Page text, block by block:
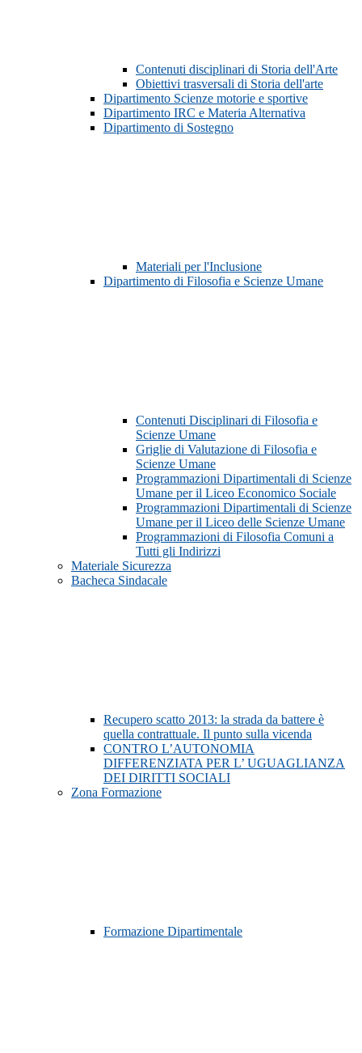
Contenuti disciplinari di Storia dell'Arte
Obiettivi trasversali di Storia dell'arte
Dipartimento Scienze motorie e sportive
Dipartimento IRC e Materia Alternativa
Dipartimento di Sostegno
Materiali per l'Inclusione
Dipartimento di Filosofia e Scienze Umane
Contenuti Disciplinari di Filosofia e
Scienze Umane
Griglie di Valutazione di Filosofia e
Scienze Umane
Programmazioni Dipartimentali di Scienze
Umane per il Liceo Economico Sociale
Programmazioni Dipartimentali di Scienze
Umane per il Liceo delle Scienze Umane
Programmazioni di Filosofia Comuni a
Tutti gli Indirizzi
Materiale Sicurezza
Bacheca Sindacale
Recupero scatto 2013: la strada da battere è
quella contrattuale. Il punto sulla vicenda
CONTRO L’AUTONOMIA
DIFFERENZIATA PER L’ UGUAGLIANZA
DEI DIRITTI SOCIALI
Zona Formazione
Formazione Dipartimentale